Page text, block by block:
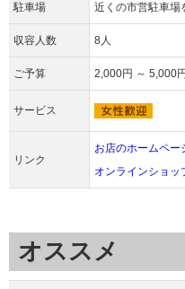
駐車場 近くの市営駐車場
収容人数 8人
ご予算 2,000円 ～ 5,000円
サービス
リンク
お店のホームペー
オンラインショッ
オススメ